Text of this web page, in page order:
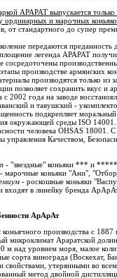
АРАРАТ выпускается только
ординарных и марочных
от стандартного до супер
передаются
легенда АРАРАТ
сосредоточены
производстве армянских
производятся только
позволяет сохранить вкус и
2002 года на заводе
и тавушский -
подкрепляет
окружающей среды ISO
человека OHSAS 18001.
управления Качеством,
- "звездные" коньяки *** и *****
- марочные коньяки "Ани",
- роскошные коньяки
входят в линейку бренда
АрАрАт
производства с 1887
микроклимат Араратской
м над уровнем моря, малое
сорта винограда (Воскехат,
свойствами, утерянными во
метод двойной